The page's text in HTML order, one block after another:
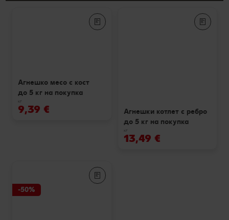
Агнешко месо с кост
до 5 кг на покупка
кг
9,39 €
Агнешки котлет с ребро
до 5 кг на покупка
кг
13,49 €
-50%